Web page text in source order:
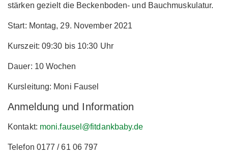
stärken gezielt die Beckenboden- und Bauchmuskulatur.
Start: Montag, 29. November 2021
Kurszeit: 09:30 bis 10:30 Uhr
Dauer: 10 Wochen
Kursleitung: Moni Fausel
Anmeldung und Information
Kontakt: moni.fausel@fitdankbaby.de
Telefon 0177 / 61 06 797